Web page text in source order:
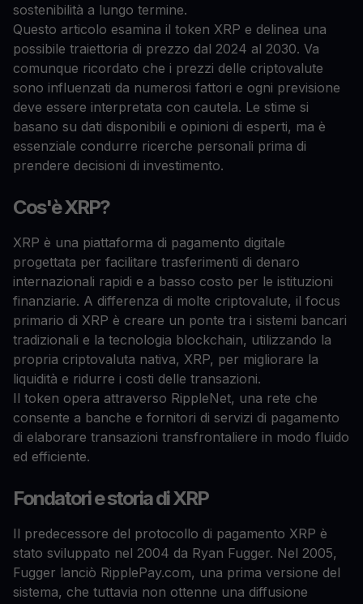
sostenibilità a lungo termine.
Questo articolo esamina il token XRP e delinea una
possibile traiettoria di prezzo dal 2024 al 2030. Va
comunque ricordato che i prezzi delle criptovalute
sono influenzati da numerosi fattori e ogni previsione
deve essere interpretata con cautela. Le stime si
basano su dati disponibili e opinioni di esperti, ma è
essenziale condurre ricerche personali prima di
prendere decisioni di investimento.
Cos'è XRP?
XRP è una piattaforma di pagamento digitale
progettata per facilitare trasferimenti di denaro
internazionali rapidi e a basso costo per le istituzioni
finanziarie. A differenza di molte criptovalute, il focus
primario di XRP è creare un ponte tra i sistemi bancari
tradizionali e la tecnologia blockchain, utilizzando la
propria criptovaluta nativa, XRP, per migliorare la
liquidità e ridurre i costi delle transazioni.
Il token opera attraverso RippleNet, una rete che
consente a banche e fornitori di servizi di pagamento
di elaborare transazioni transfrontaliere in modo fluido
ed efficiente.
Fondatori e storia di XRP
Il predecessore del protocollo di pagamento XRP è
stato sviluppato nel 2004 da Ryan Fugger. Nel 2005,
Fugger lanciò RipplePay.com, una prima versione del
sistema, che tuttavia non ottenne una diffusione